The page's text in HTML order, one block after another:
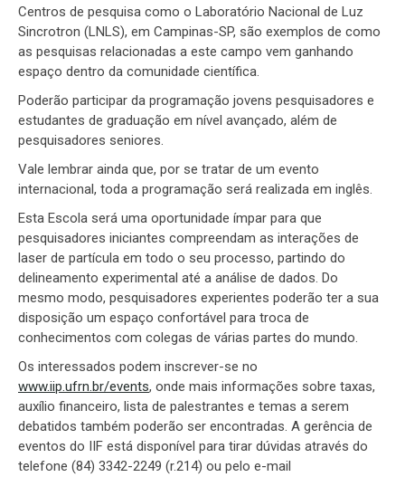
Centros de pesquisa como o Laboratório Nacional de Luz
Sincrotron (LNLS), em Campinas-SP, são exemplos de como
as pesquisas relacionadas a este campo vem ganhando
espaço dentro da comunidade científica.
Poderão participar da programação jovens pesquisadores e
estudantes de graduação em nível avançado, além de
pesquisadores seniores.
Vale lembrar ainda que, por se tratar de um evento
internacional, toda a programação será realizada em inglês.
Esta Escola será uma oportunidade ímpar para que
pesquisadores iniciantes compreendam as interações de
laser de partícula em todo o seu processo, partindo do
delineamento experimental até a análise de dados. Do
mesmo modo, pesquisadores experientes poderão ter a sua
disposição um espaço confortável para troca de
conhecimentos com colegas de várias partes do mundo.
Os interessados podem inscrever-se no
www.iip.ufrn.br/events, onde mais informações sobre taxas,
auxílio financeiro, lista de palestrantes e temas a serem
debatidos também poderão ser encontradas. A gerência de
eventos do IIF está disponível para tirar dúvidas através do
telefone (84) 3342-2249 (r.214) ou pelo e-mail